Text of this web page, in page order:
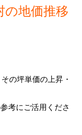
の地価推移
の坪単価の上昇・
考にご活用くださ